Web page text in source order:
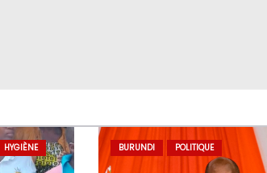
HYGIÈNE BURUNDI POLITIQUE